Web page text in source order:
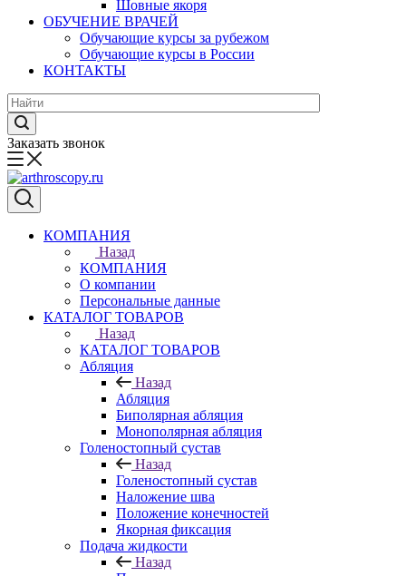
Шовные якоря
ОБУЧЕНИЕ ВРАЧЕЙ
Обучающие курсы за рубежом
Обучающие курсы в России
КОНТАКТЫ
Заказать звонок
КОМПАНИЯ
Назад
КОМПАНИЯ
О компании
Персональные данные
КАТАЛОГ ТОВАРОВ
Назад
КАТАЛОГ ТОВАРОВ
Абляция
Назад
Абляция
Биполярная абляция
Монополярная абляция
Голеностопный сустав
Назад
Голеностопный сустав
Наложение шва
Положение конечностей
Якорная фиксация
Подача жидкости
Назад